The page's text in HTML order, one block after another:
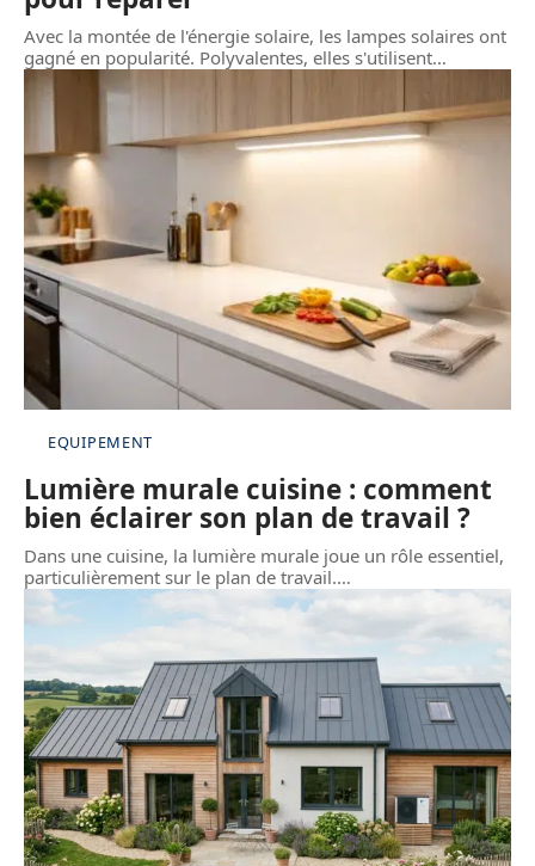
Avec la montée de l'énergie solaire, les lampes solaires ont
gagné en popularité. Polyvalentes, elles s'utilisent…
EQUIPEMENT
Lumière murale cuisine : comment
bien éclairer son plan de travail ?
Dans une cuisine, la lumière murale joue un rôle essentiel,
particulièrement sur le plan de travail.…